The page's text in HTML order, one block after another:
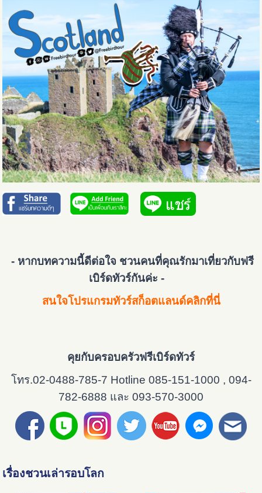
- หากบทความนี้ดีต่อใจ ชวนคนที่คุณรักมาเที่ยวกับฟรี
เบิร์ดทัวร์กันค่ะ -
สนใจโปรแกรมทัวร์สก็อตแลนด์คลิกที่นี่
คุยกับครอบครัวฟรีเบิร์ดทัวร์
โทร.02-0488-785-7 Hotline 085-151-1000 , 094-
782-6888 และ 093-570-3000
เรื่องชวนเล่ารอบโลก